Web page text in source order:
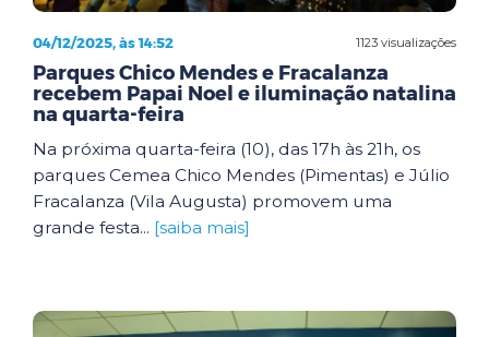
1123 visualizações
04/12/2025, às 14:52
Parques Chico Mendes e Fracalanza
recebem Papai Noel e iluminação natalina
na quarta-feira
Na próxima quarta-feira (10), das 17h às 21h, os
parques Cemea Chico Mendes (Pimentas) e Júlio
Fracalanza (Vila Augusta) promovem uma
grande festa... [saiba mais]